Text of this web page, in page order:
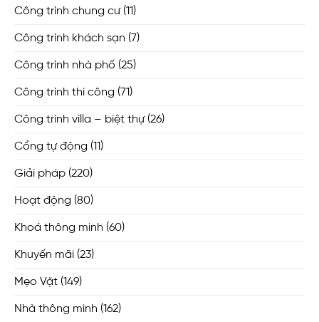
Công trình chung cư(11)
Công trình khách sạn (7)
Công trình nhà phố (25)
Công trình thi công (71)
Công trình villa – biệt thự(26)
Cổng tự động (11)
Giải pháp (220)
Hoạt động (80)
Khoá thông minh (60)
Khuyến mãi (23)
Mẹo Vặt (149)
Nhà thông minh (162)